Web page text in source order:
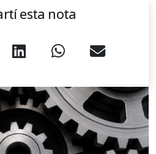
esta nota